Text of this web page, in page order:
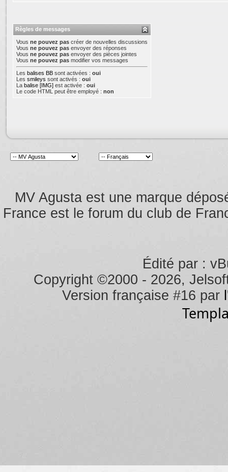
Règles de messages
Vous ne pouvez pas créer de nouvelles discussions
Vous ne pouvez pas envoyer des réponses
Vous ne pouvez pas envoyer des pièces jointes
Vous ne pouvez pas modifier vos messages
Les balises BB sont activées : oui
Les smileys sont activés : oui
La balise [IMG] est activée : oui
Le code HTML peut être employé : non
MV Agusta est une marque
France est le forum du club de
Édité par :
Copyright ©2000 - 2026,
Version française #16 par